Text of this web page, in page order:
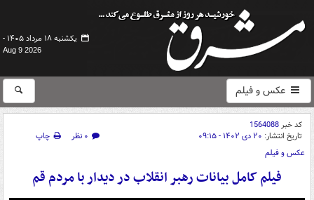
یکشنبه ۱۸ مرداد ۱۴۰۵ -
Aug 9 2026
عکس و فیلم
کد خبر1564088
تاریخ انتشار: ۲۰ دی ۱۴۰۲ - ۰۹:۱۵ ۰ نظر
چاپ
عکس و فیلم
فیلم کامل بیانات رهبر انقلاب در دیدار با مردم قم